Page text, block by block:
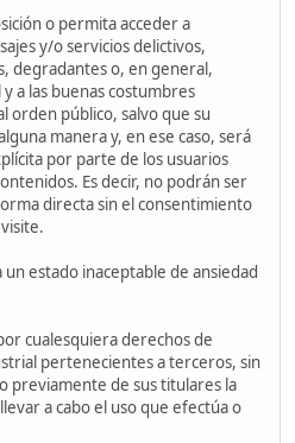
o permita acceder a
y/o servicios delictivos,
degradantes o, en general,
a las buenas costumbres
orden público, salvo que su
manera y, en ese caso, será
por parte de los usuarios
Es decir, no podrán ser
directa sin el consentimiento
estado inaceptable de ansiedad
cualesquiera derechos de
pertenecientes a terceros, sin
previamente de sus titulares la
a cabo el uso que efectúa o